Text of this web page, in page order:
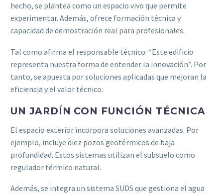
hecho, se plantea como un espacio vivo que permite
experimentar. Además, ofrece formación técnica y
capacidad de demostración real para profesionales.
Tal como afirma el responsable técnico: “Este edificio
representa nuestra forma de entender la innovación”. Por
tanto, se apuesta por soluciones aplicadas que mejoran la
eficiencia y el valor técnico.
UN JARDÍN CON FUNCIÓN TÉCNICA
El espacio exterior incorpora soluciones avanzadas. Por
ejemplo, incluye diez pozos geotérmicos de baja
profundidad. Estos sistemas utilizan el subsuelo como
regulador térmico natural.
Además, se integra un sistema SUDS que gestiona el agua